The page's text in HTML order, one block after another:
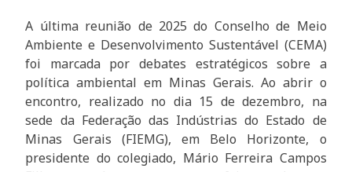
A última reunião de 2025 do Conselho de Meio
Ambiente e Desenvolvimento Sustentável (CEMA)
foi marcada por debates estratégicos sobre a
política ambiental em Minas Gerais. Ao abrir o
encontro, realizado no dia 15 de dezembro, na
sede da Federação das Indústrias do Estado de
Minas Gerais (FIEMG), em Belo Horizonte, o
presidente do colegiado, Mário Ferreira Campos